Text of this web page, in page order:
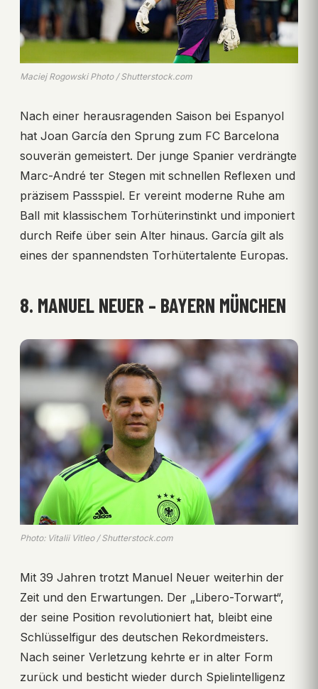
Maciej Rogowski Photo / Shutterstock.com
Nach einer herausragenden Saison bei Espanyol
hat Joan García den Sprung zum FC Barcelona
souverän gemeistert. Der junge Spanier verdrängte
Marc-André ter Stegen mit schnellen Reflexen und
präzisem Passspiel. Er vereint moderne Ruhe am
Ball mit klassischem Torhüterinstinkt und imponiert
durch Reife über sein Alter hinaus. García gilt als
eines der spannendsten Torhütertalente Europas.
8. MANUEL NEUER – BAYERN MÜNCHEN
Photo: Vitalii Vitleo / Shutterstock.com
Mit 39 Jahren trotzt Manuel Neuer weiterhin der
Zeit und den Erwartungen. Der „Libero-Torwart“,
der seine Position revolutioniert hat, bleibt eine
Schlüsselfigur des deutschen Rekordmeisters.
Nach seiner Verletzung kehrte er in alter Form
zurück und besticht wieder durch Spielintelligenz